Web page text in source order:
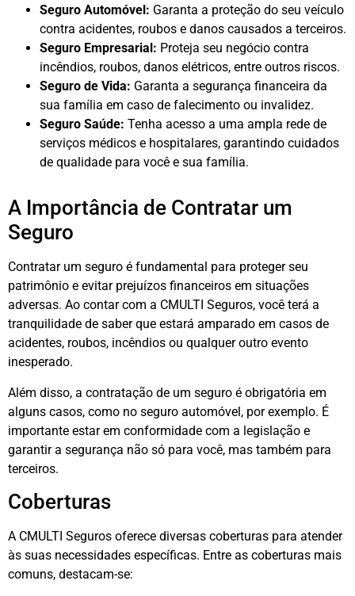
Seguro Automóvel: Garanta a proteção do seu veículo
contra acidentes, roubos e danos causados a terceiros.
Seguro Empresarial: Proteja seu negócio contra
incêndios, roubos, danos elétricos, entre outros riscos.
Seguro de Vida: Garanta a segurança financeira da
sua família em caso de falecimento ou invalidez.
Seguro Saúde: Tenha acesso a uma ampla rede de
serviços médicos e hospitalares, garantindo cuidados
de qualidade para você e sua família.
A Importância de Contratar um
Seguro
Contratar um seguro é fundamental para proteger seu
patrimônio e evitar prejuízos financeiros em situações
adversas. Ao contar com a CMULTI Seguros, você terá a
tranquilidade de saber que estará amparado em casos de
acidentes, roubos, incêndios ou qualquer outro evento
inesperado.
Além disso, a contratação de um seguro é obrigatória em
alguns casos, como no seguro automóvel, por exemplo. É
importante estar em conformidade com a legislação e
garantir a segurança não só para você, mas também para
terceiros.
Coberturas
A CMULTI Seguros oferece diversas coberturas para atender
às suas necessidades específicas. Entre as coberturas mais
comuns, destacam-se: